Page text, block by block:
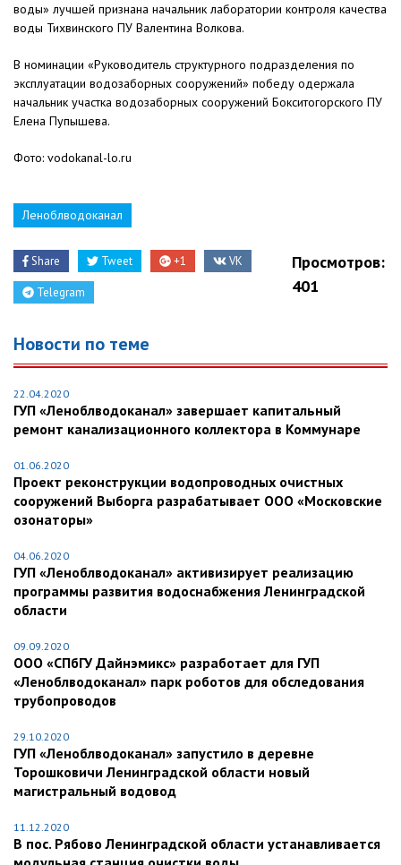
воды» лучшей признана начальник лаборатории контроля качества
воды Тихвинского ПУ Валентина Волкова.
В номинации «Руководитель структурного подразделения по
эксплуатации водозаборных сооружений» победу одержала
начальник участка водозаборных сооружений Бокситогорского ПУ
Елена Пупышева.
Фото: vodokanal-lo.ru
Леноблводоканал
Share Tweet +1 VK
Telegram
Просмотров:
401
Новости по теме
22.04.2020
ГУП «Леноблводоканал» завершает капитальный
ремонт канализационного коллектора в Коммунаре
01.06.2020
Проект реконструкции водопроводных очистных
сооружений Выборга разрабатывает ООО «Московские
озонаторы»
04.06.2020
ГУП «Леноблводоканал» активизирует реализацию
программы развития водоснабжения Ленинградской
области
09.09.2020
ООО «СПбГУ Дайнэмикс» разработает для ГУП
«Леноблводоканал» парк роботов для обследования
трубопроводов
29.10.2020
ГУП «Леноблводоканал» запустило в деревне
Торошковичи Ленинградской области новый
магистральный водовод
11.12.2020
В пос. Рябово Ленинградской области устанавливается